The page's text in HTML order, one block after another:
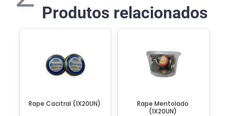
Produtos relacionados
Rape Cacitral (1X20UN)
Rape Mentolado
(1X20UN)